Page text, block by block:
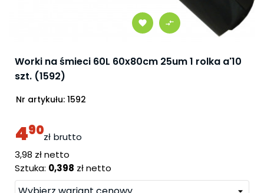
Worki na śmieci 60L 60x80cm 25um 1 rolka a'10
szt. (1592)
Nr artykułu: 1592
490zł brutto
cena
3,98 zł netto
Sztuka: 0,398 zł netto